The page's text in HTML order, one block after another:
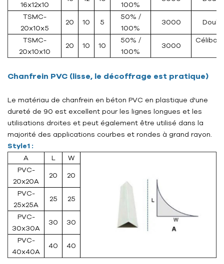
16x12x10
100%
TSMC-
20x10x5
20 10 5
50% /
100%
3000
TSMC-
20x10x10
20 10 10
50% /
100%
3000
Chanfrein PVC (lisse, le décoffrage est pratique)
Le matériau de chanfrein en béton PVC en plastique d'une
dureté de 90 est excellent pour les lignes longues et les
utilisations droites et peut également être utilisé dans la
majorité des applications courbes et rondes à grand rayon.
Style1 :
A
L
W
PVC-
20x20A
20 20
PVC-
25x25A
25 25
PVC-
30x30A
30 30
PVC-
40x40A
40 40